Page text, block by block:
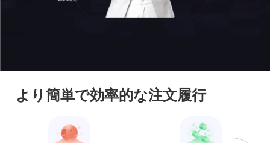
より簡単で効率的な注文履行